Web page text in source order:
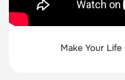
Make Your